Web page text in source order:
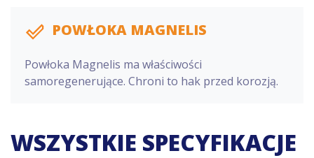
POWŁOKA MAGNELIS
Powłoka Magnelis ma właściwości
samoregenerujące. Chroni to hak przed korozją.
WSZYSTKIE SPECYFIKACJE